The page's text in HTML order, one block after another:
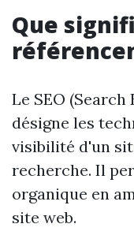
Que
Le SEO
désigne les
visibilité d'un
recherche. Il
organique en
site web.